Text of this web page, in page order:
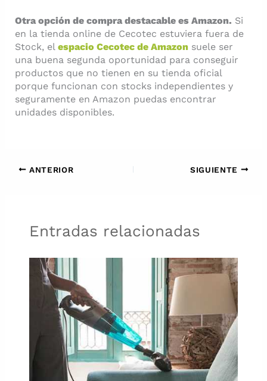
Otra opción de compra destacable es Amazon. Si
en la tienda online de Cecotec estuviera fuera de
Stock, el espacio Cecotec de Amazonsuele ser
una buena segunda oportunidad para conseguir
productos que no tienen en su tienda oficial
porque funcionan con stocks independientes y
seguramente en Amazon puedas encontrar
unidades disponibles.
ANTERIOR SIGUIENTE
Entradas relacionadas